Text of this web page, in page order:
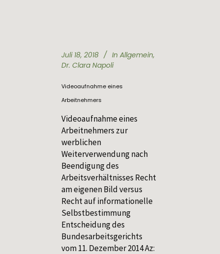
Juli 18, 2018 In Allgemein,
Dr. Clara Napoli
Videoaufnahme eines
Arbeitnehmers
Videoaufnahme eines
Arbeitnehmers zur
werblichen
Weiterverwendung nach
Beendigung des
Arbeitsverhältnisses Recht
am eigenen Bild versus
Recht auf informationelle
Selbstbestimmung
Entscheidung des
Bundesarbeitsgerichts
vom 11. Dezember 2014 Az: